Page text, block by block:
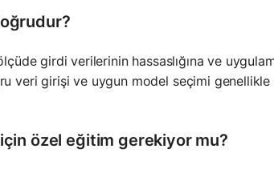
girdi verilerinin hassaslığına ve
veri girişi ve uygun model seçimi genellikle
için özel eğitim gerekiyor mu?